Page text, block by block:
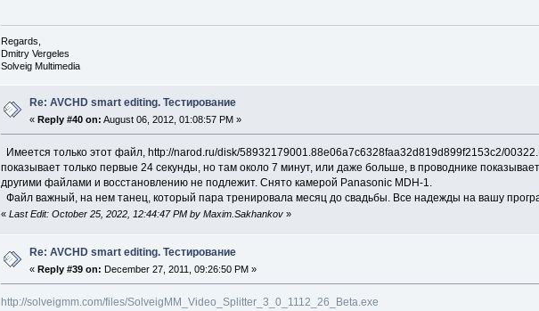
Regards,
Dmitry Vergeles
Solveig Multimedia
Re: AVCHD smart editing. Тестирование
« Reply #40 on: August 06, 2012, 01:08:57 PM »
Имеется только этот файл, http://narod.ru/disk/58932179001.88e06a7c6328faa32d819d899f2153c2/
показывает только первые 24 секунды, но там около 7 минут, или даже больше, в проводнике
другими файлами и восстановлению не подлежит. Снято камерой Panasonic MDH-1.
Файл важный, на нем танец, который пара тренировала месяц до свадьбы. Все надежды на вашу
« Last Edit: October 25, 2022, 12:44:47 PM by Maxim.Sakhankov»
Re: AVCHD smart editing. Тестирование
« Reply #39 on: December 27, 2011, 09:26:50 PM »
http://solveigmm.com/files/SolveigMM_Video_Splitter_3_0_1112_26_Beta.exe